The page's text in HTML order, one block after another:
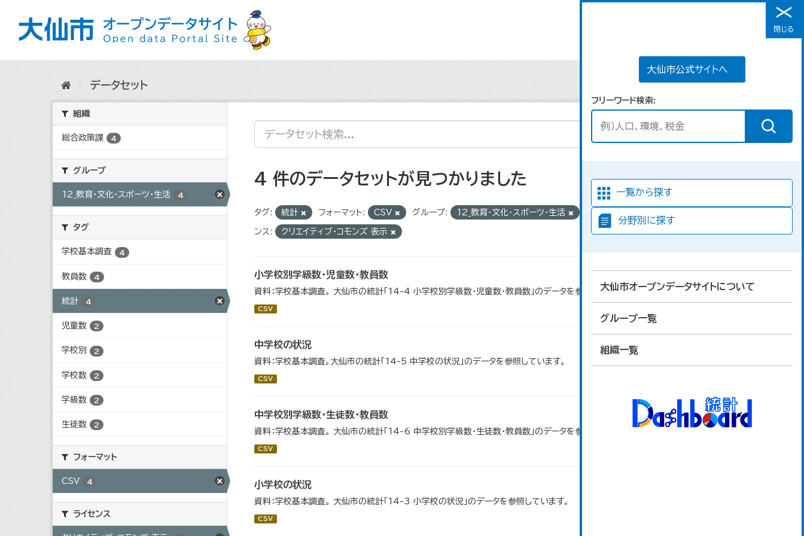
メニュー
大仙市公式サイトへ
フリーワード検索
一覧から探す
分野別に探す
大仙市オープンデータサイトについて
グループ一覧
組織一覧
閉じる
データセット
組織
総合政策課 4
グループ
12_教育・文化・スポーツ・生活 4
タグ
学校基本調査 4
教員数 4
統計 4
児童数 2
学校別 2
学校数 2
学級数 2
生徒数 2
フォーマット
CSV 4
ライセンス
4 件のデータセットが見つかりました
タグ: 統計 フォーマット: CSV グループ: 12_教育・文化・スポーツ・生活 ライセ
ンス: クリエイティブ・コモンズ 表示
小学校別学級数・児童数・教員数
資料：学校基本調査。 大仙市の統計「14-4 小学校別学級数・児童数・教員数」のデータを参照しています。
CSV
中学校の状況
資料：学校基本調査。大仙市の統計「14-5 中学校の状況」のデータを参照しています。
CSV
中学校別学級数・生徒数・教員数
資料：学校基本調査。 大仙市の統計「14-6 中学校別学級数・生徒数・教員数」のデータを参照しています。
CSV
小学校の状況
資料：学校基本調査。 大仙市の統計「14-3 小学校の状況」のデータを参照しています。
CSV